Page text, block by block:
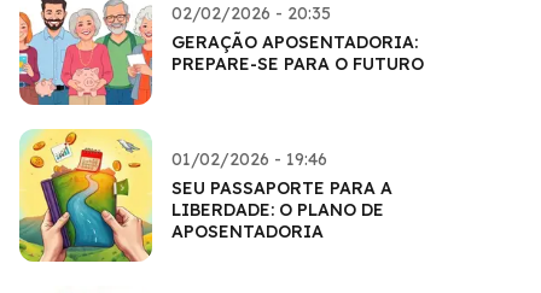
02/02/2026 - 20:35
GERAÇÃO APOSENTADORIA:
PREPARE-SE PARA O FUTURO
01/02/2026 - 19:46
SEU PASSAPORTE PARA A
LIBERDADE: O PLANO DE
APOSENTADORIA